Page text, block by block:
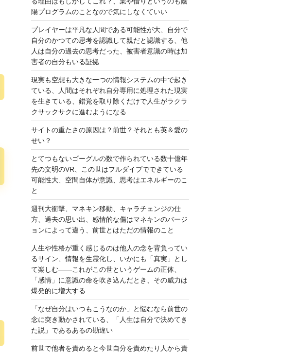
陽プログラムのことなので気にしなくていい
プレイヤーは平凡な人間である可能性が大、自分で
自分のかつての思考を認識して親だと認識する、他
人は自分の過去の思考だった、被害者意識の時は加
害者の自分もいる証拠
現実も空想も大きな一つの情報システムの中で起き
ている、人間はそれぞれ自分専用に処理された現実
を生きている、錯覚を取り除くだけで人生がラクラ
クサックサクに進むようになる
サイトの重たさの原因は？前世？それとも英＆愛の
せい？
とてつもないゴーグルの数で作られている数十億年
先の文明のVR、この世はフルダイブでできている
可能性大、空間自体が意識、思考はエネルギーのこ
と
週刊大衝撃、マネキン移動、キャラチェンジの仕
方、過去の思い出、感情的な傷はマネキンのバージ
ョンによって違う、前世とはただの情報のこと
人生や性格が重く感じるのは他人の念を背負ってい
るサイン、情報を生霊化し、いかにも「真実」とし
て楽しむ――これがこの世というゲームの正体、
「感情」に意識の命を吹き込んだとき、その威力は
爆発的に増大する
「なぜ自分はいつもこうなのか」と悩むなら前世の
念に突き動かされている、「人生は自分で決めてき
た説」であるあるの勘違い
前世で他者を責めると今世自分を責めたり人から責